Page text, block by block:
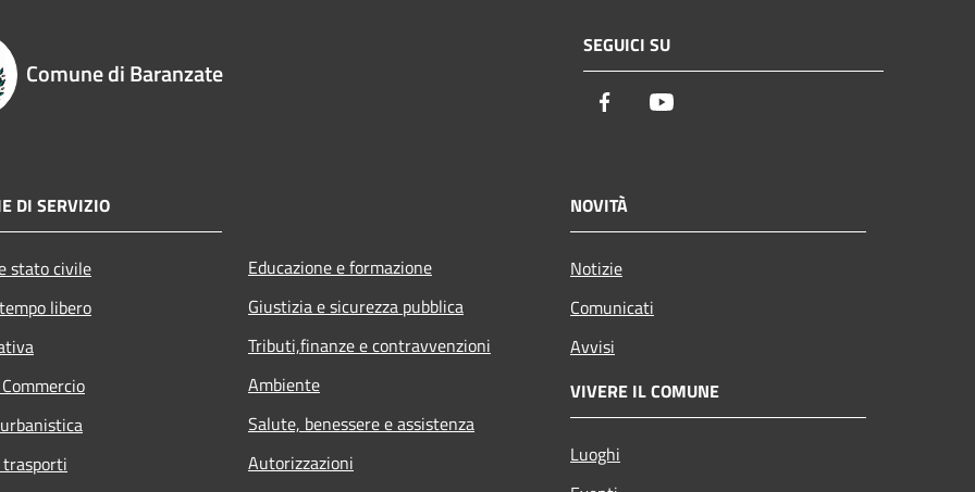
Comune di Baranzate
SEGUICI SU
Facebook
DI SERVIZIO
stato civile
libero
Educazione e formazione
Giustizia e sicurezza pubblica
Tributi,finanze e contravvenzioni
Ambiente
Salute, benessere e assistenza
Autorizzazioni
NOVITÀ
Notizie
Comunicati
Avvisi
VIVERE IL COMUNE
Luoghi